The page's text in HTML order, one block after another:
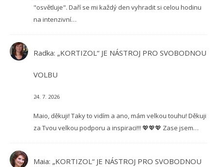
"osvětluje". Daří se mi každý den vyhradit si celou hodinu
na intenzivní…
Radka: „KORTIZOL“ JE NÁSTROJ PRO SVOBODNOU
VOLBU
24. 7. 2026
Maio, děkuji! Taky to vidím a ano, mám velkou touhu! Děkuji
za Tvou velkou podporu a inspiraci!!! 💖💖💖 Zase jsem…
Maia: „KORTIZOL“ JE NÁSTROJ PRO SVOBODNOU